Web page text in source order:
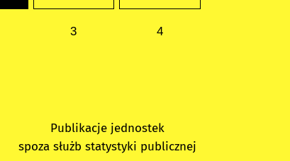
3 4
Publikacje jednostek
spoza służb statystyki publicznej